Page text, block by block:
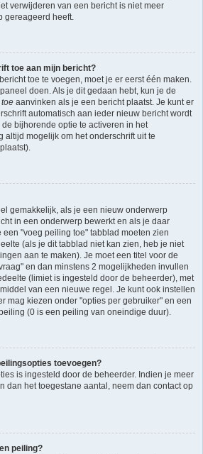
verwijderen van een bericht is niet meer
gereageerd heeft.
toe aan mijn bericht?
toe te voegen, moet je er eerst één maken.
doen. Als je dit gedaan hebt, kun je de
aanvinken als je een bericht plaatst. Je kunt er
automatisch aan ieder nieuw bericht wordt
bijhorende optie te activeren in het
altijd mogelijk om het onderschrift uit te
gemakkelijk, als je een nieuw onderwerp
in een onderwerp bewerkt en als je daar
"voeg peiling toe" tabblad moeten zien
(als je dit tabblad niet kan zien, heb je niet
aan te maken). Je moet een titel voor de
en dan minstens 2 mogelijkheden invullen
(limiet is ingesteld door de beheerder), met
van een nieuwe regel. Je kunt ook instellen
mag kiezen onder "opties per gebruiker" en een
(0 is een peiling van oneindige duur).
toevoegen?
is ingesteld door de beheerder. Indien je meer
dan het toegestane aantal, neem dan contact op
peiling?